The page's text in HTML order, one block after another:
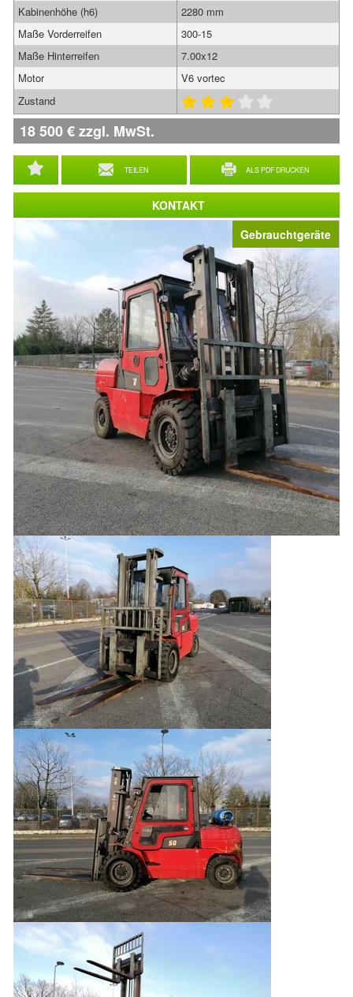
Gebrauchtgeräte
TEILEN ALS PDF DRUCKEN
Kabinenhöhe (h6)
2280 mm
Maße Vorderreifen
300-15
Maße Hinterreifen
7.00x12
Motor
V6 vortec
Zustand
18 500€zzgl. MwSt.
KONTAKT